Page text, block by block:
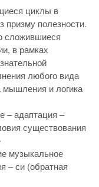
циклы в
призму полезности.
сложившиеся
в рамках
любого вида
мышления и логика
– адаптация –
существования
музыкальное
– си (обратная